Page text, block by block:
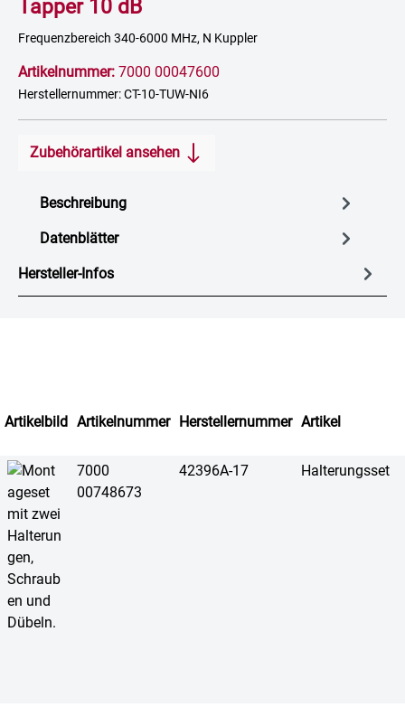
Tapper 10 dB
Frequenzbereich 340-6000 MHz, N Kuppler
Artikelnummer: 7000 00047600
Herstellernummer: CT-10-TUW-NI6
Zubehörartikel ansehen
Beschreibung
Datenblätter
Hersteller-Infos
Artikelbild Artikelnummer Herstellernummer Artikel
7000
00748673
42396A-17 Halterungsset